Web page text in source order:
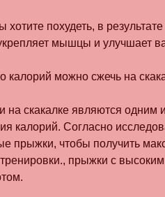
хотите похудеть, в
мышцы и улучшает
калорий можно сжечь на
на скакалке являются одним
калорий. Согласно
прыжки, чтобы получить
прыжки с